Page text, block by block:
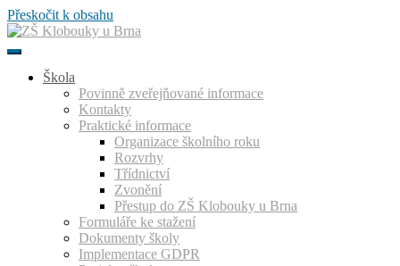
Přeskočit k obsahu
Škola
Povinně zveřejňované informace
Kontakty
Praktické informace
Organizace školního roku
Rozvrhy
Třídnictví
Zvonění
Přestup do ZŠ Klobouky u Brna
Formuláře ke stažení
Dokumenty školy
Implementace GDPR